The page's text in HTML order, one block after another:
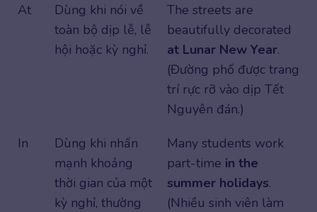
At
Dùng khi nói về
toàn bộ dịp lễ, lễ
hội hoặc kỳ nghỉ.
The streets are
beautifully decorated
at Lunar New Year.
(Đường phố được trang
trí rực rỡ vào dịp Tết
Nguyên đán.)
In
Dùng khi nhấn
mạnh khoảng
thời gian của một
kỳ nghỉ, thường
Many students work
part-time in the
summer holidays.
(Nhiều sinh viên làm